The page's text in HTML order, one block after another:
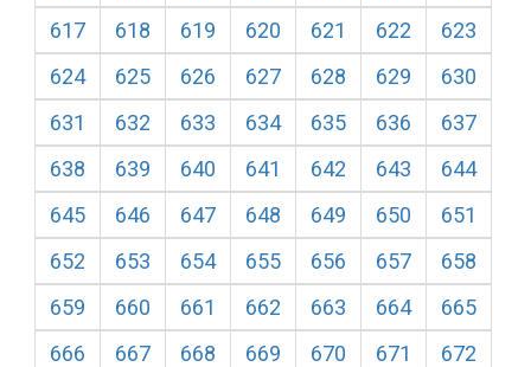
617
618 619 620 621 622
623
624
625 626 627 628 629
630
631
632 633 634 635 636
637
638
639 640 641 642 643
644
645
646 647 648 649 650
651
652
653 654 655 656 657
658
659
660 661 662 663 664
665
666
667 668 669 670 671
672